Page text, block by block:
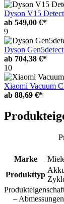
Dyson V15 Detect
ab 549,00 €*
9
Dyson Gen5detect
ab 704,38 €*
10
Xiaomi Vacuum
ab 88,69 €*
Marke
Produkttyp
– Abmessungen